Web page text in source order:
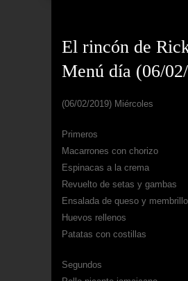
El rincón de
Menú día (06/
(06/02/2019) Miércoles
Primeros
Macarrones con chorizo
Espinacas a la crema
Revuelto de setas y gambas
Ensalada de queso y membrillo
Huevos rellenos
Patatas con costillas
Segundos